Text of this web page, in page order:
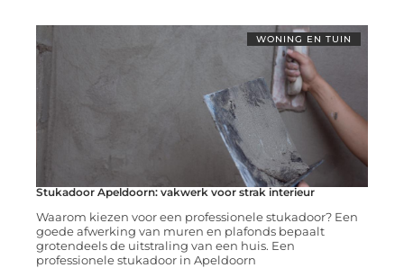
WONING EN TUIN
Stukadoor Apeldoorn: vakwerk voor strak interieur
Waarom kiezen voor een professionele stukadoor? Een
goede afwerking van muren en plafonds bepaalt
grotendeels de uitstraling van een huis. Een
professionele stukadoor in Apeldoorn